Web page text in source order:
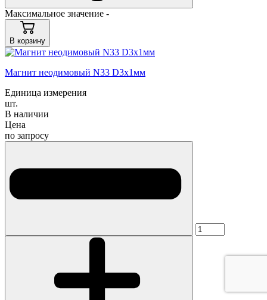
Максимальное значение -
В корзину
Магнит неодимовый N33 D3x1мм
Единица измерения
шт.
В наличии
Цена
по запросу